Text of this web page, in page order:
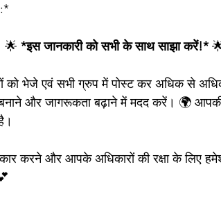
🌟 *इस जानकारी को सभी के साथ साझा करें!*
को भेजे एवं सभी ग्रुप में पोस्ट कर अधिक से
और जागरूकता बढ़ाने में मदद करें। 🌍
करने और आपके अधिकारों की रक्षा के लिए